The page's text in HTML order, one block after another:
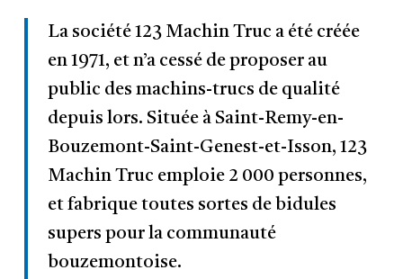
La société 123 Machin Truc a été créée
en 1971, et n’a cessé de proposer au
public des machins-trucs de qualité
depuis lors. Située à Saint-Remy-en-
Bouzemont-Saint-Genest-et-Isson, 123
Machin Truc emploie 2 000 personnes,
et fabrique toutes sortes de bidules
supers pour la communauté
bouzemontoise.